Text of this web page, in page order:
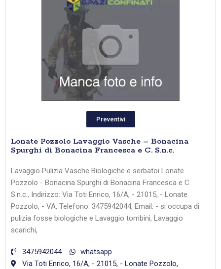
Preventivi
Lonate Pozzolo Lavaggio Vasche – Bonacina
Spurghi di Bonacina Francesca e C. S.n.c.
Lavaggio Pulizia Vasche Biologiche e serbatoi Lonate
Pozzolo - Bonacina Spurghi di Bonacina Francesca e C.
S.n.c., Indirizzo: Via Toti Enrico, 16/A, - 21015, - Lonate
Pozzolo, - VA, Telefono: 3475942044, Email: - si occupa di
pulizia fosse biologiche e Lavaggio tombini, Lavaggio
scarichi,
3475942044
whatsapp
Via Toti Enrico, 16/A, - 21015, - Lonate Pozzolo,